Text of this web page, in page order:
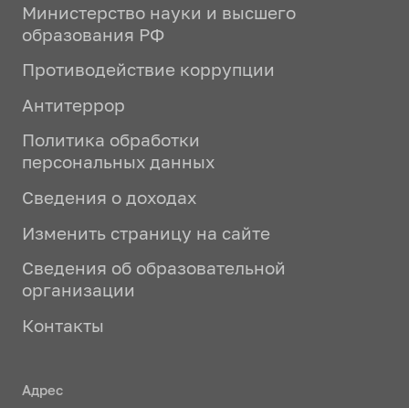
Министерство науки и высшего
образования РФ
Противодействие коррупции
Антитеррор
Политика обработки
персональных данных
Сведения о доходах
Изменить страницу на сайте
Сведения об образовательной
организации
Контакты
Адрес